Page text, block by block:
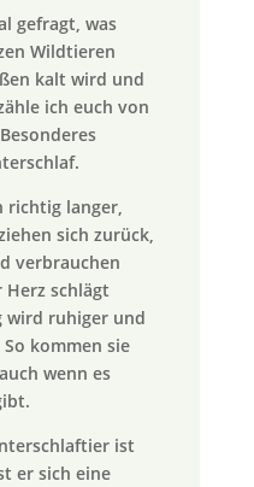
gefragt, was
Wildtieren
kalt wird und
ich euch von
richtig langer,
sich zurück,
verbrauchen
Herz schlägt
wird ruhiger und
kommen sie
wenn es
ist
er sich eine